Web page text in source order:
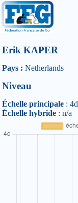
Erik KAPER
Pays : Netherlands
Niveau
Échelle principale : 4d
Échelle hybride : n/a